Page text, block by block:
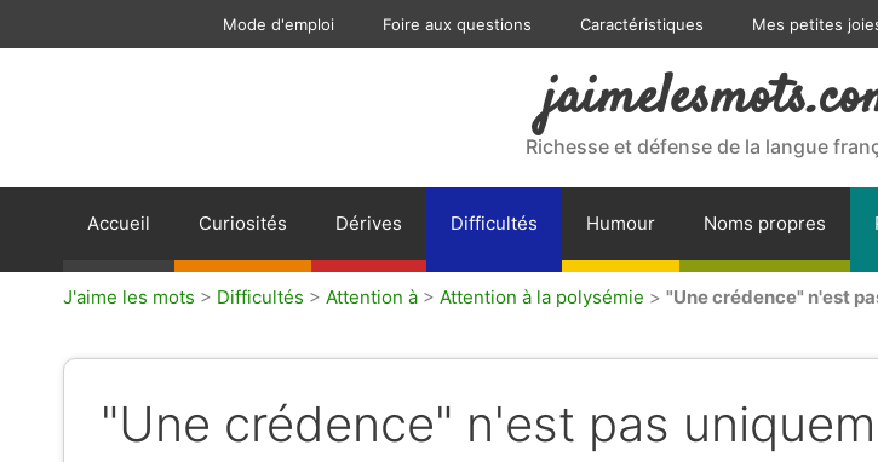
Mode d'emploi Foire aux questions Caractéristiques Mes petites
Richesse et défense de la langue
Accueil Curiosités Dérives Difficultés Humour Noms propres
J'aime les mots > Difficultés > Attention à > Attention à la polysémie > "Une crédence" n'est
"Une crédence" n'est pas